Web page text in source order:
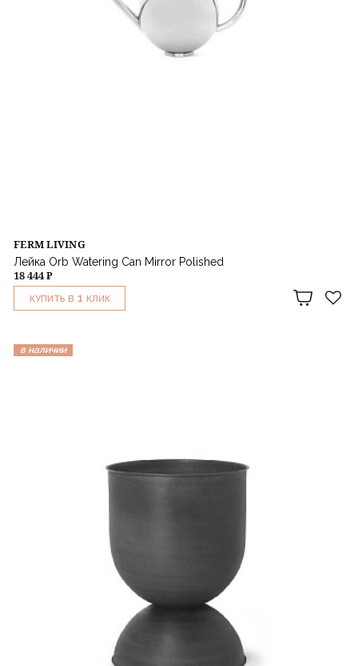
FERM LIVING
Лейка Orb Watering Can Mirror Polished
18 444 ₽
КУПИТЬ В 1 КЛИК
в наличии